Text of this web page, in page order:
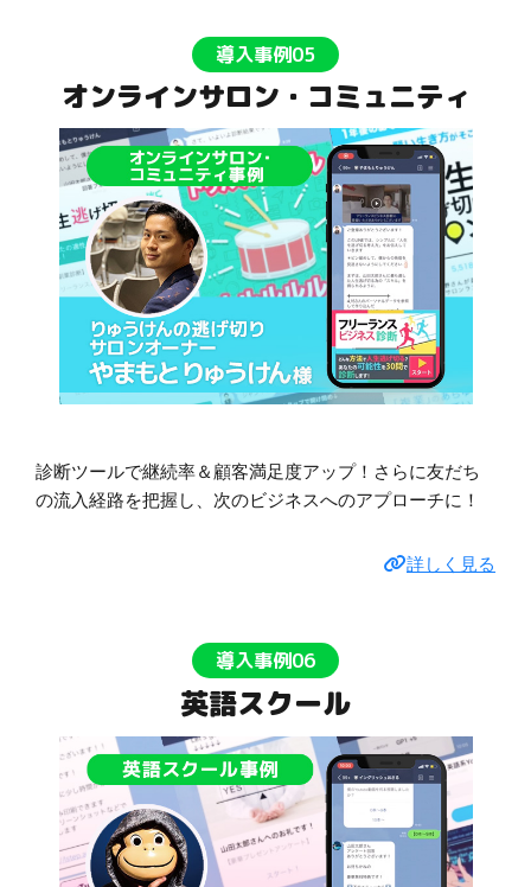
導入事例05
オンラインサロン・コミュニティ
診断ツールで継続率＆顧客満足度アップ！さらに友だち
の流入経路を把握し、次のビジネスへのアプローチに！
詳しく見る
導入事例06
英語スクール